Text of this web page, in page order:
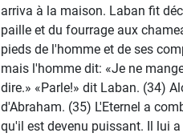
arriva à la maison. Laban fit
paille et du fourrage aux
pieds de l'homme et de ses
mais l'homme dit: «Je ne
dire.» «Parle!» dit Laban. (34)
d'Abraham. (35) L'Eternel a
qu'il est devenu puissant. Il lui